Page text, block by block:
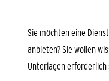
Sie möchten eine
anbieten? Sie wollen
Unterlagen erforderlich